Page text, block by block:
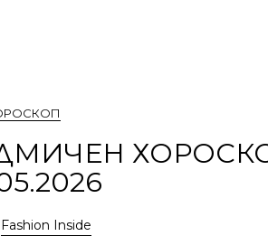
Fashion Inside